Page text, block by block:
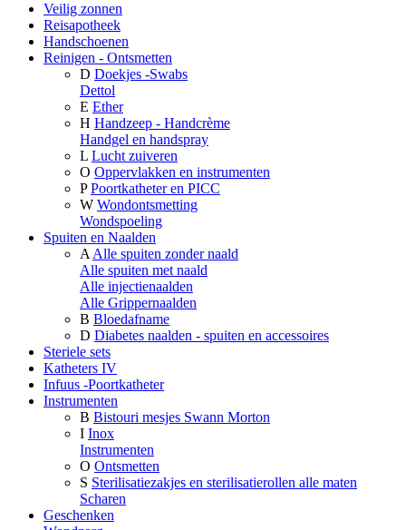
Veilig zonnen
Reisapotheek
Handschoenen
Reinigen - Ontsmetten
D Doekjes -Swabs
Dettol
E Ether
H Handzeep - Handcrème
Handgel en handspray
L Lucht zuiveren
O Oppervlakken en instrumenten
P Poortkatheter en PICC
W Wondontsmetting
Wondspoeling
Spuiten en Naalden
A Alle spuiten zonder naald
Alle spuiten met naald
Alle injectienaalden
Alle Grippernaalden
B Bloedafname
D Diabetes naalden - spuiten en accessoires
Steriele sets
Katheters IV
Infuus -Poortkatheter
Instrumenten
B Bistouri mesjes Swann Morton
I Inox
Instrumenten
O Ontsmetten
S Sterilisatiezakjes en sterilisatierollen alle maten
Scharen
Geschenken